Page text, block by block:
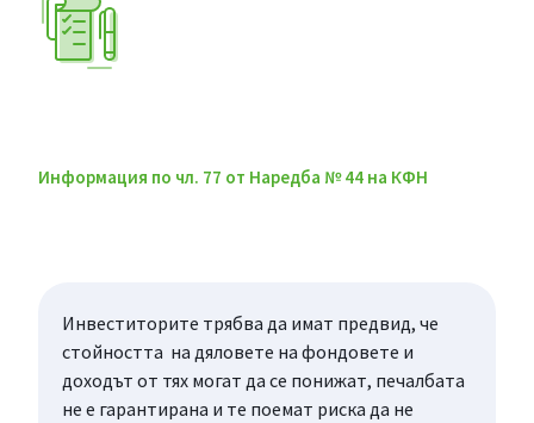
Информация по чл. 77 от Наредба № 44 на КФН
Инвеститорите трябва да имат предвид, че
стойността на дяловете на фондовете и
доходът от тях могат да се понижат, печалбата
не е гарантирана и те поемат риска да не